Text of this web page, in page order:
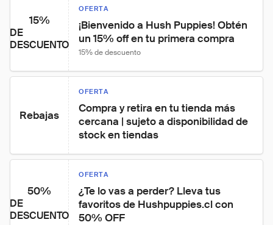
15%
DE
DESCUENTO
OFERTA
¡Bienvenido a Hush Puppies! Obtén
un 15% off en tu primera compra
15% de descuento
Rebajas
OFERTA
Compra y retira en tu tienda más
cercana | sujeto a disponibilidad de
stock en tiendas
50%
DE
DESCUENTO
OFERTA
¿Te lo vas a perder? Lleva tus
favoritos de Hushpuppies.cl con
50% OFF